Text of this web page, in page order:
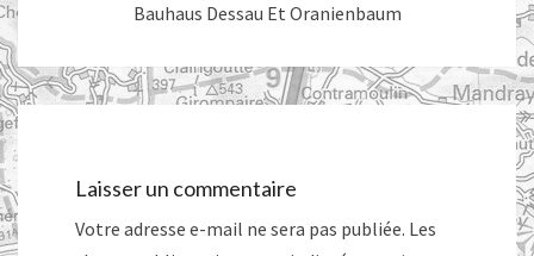
Bauhaus Dessau Et Oranienbaum
Laisser un commentaire
Votre adresse e-mail ne sera pas publiée. Les